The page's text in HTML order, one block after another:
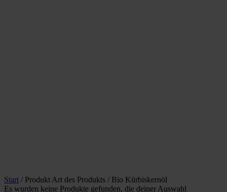
Start / Produkt Art des Produkts / Bio Kürbiskernöl
Es wurden keine Produkte gefunden, die deiner Auswahl